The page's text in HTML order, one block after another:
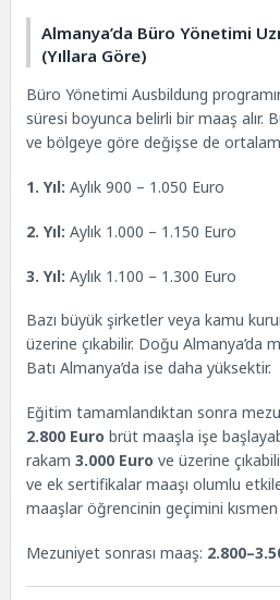
Almanya’da Büro Yönetimi
(Yıllara Göre)
Büro Yönetimi Ausbildung
süresi boyunca belirli bir maaş alır.
ve bölgeye göre değişse de
1. Yıl: Aylık 900 – 1.050 Euro
2. Yıl: Aylık 1.000 – 1.150 Euro
3. Yıl: Aylık 1.100 – 1.300 Euro
Bazı büyük şirketler veya kamu
üzerine çıkabilir. Doğu Almanya’da
Batı Almanya’da ise daha yüksektir.
Eğitim tamamlandıktan sonra
2.800 Euro brüt maaşla işe
rakam3.000 Euro ve üzerine
ve ek sertifikalar maaşı olumlu
maaşlar öğrencinin geçimini
Mezuniyet sonrası maaş: